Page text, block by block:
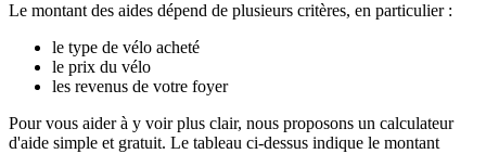
Le montant des aides dépend de plusieurs critères, en particulier :
le type de vélo acheté
le prix du vélo
les revenus de votre foyer
Pour vous aider à y voir plus clair, nous proposons un calculateur
d'aide simple et gratuit. Le tableau ci-dessus indique le montant